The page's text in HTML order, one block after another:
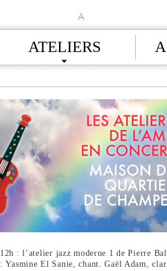
A
ATELIERS
12h : l’atelier jazz moderne 1 de Pierre
: Yasmine El Sanie, chant. Gaël Adam,